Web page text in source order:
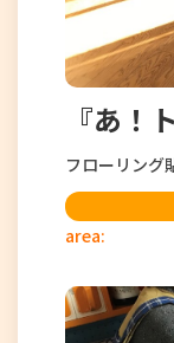
『あ！
フローリング
area: